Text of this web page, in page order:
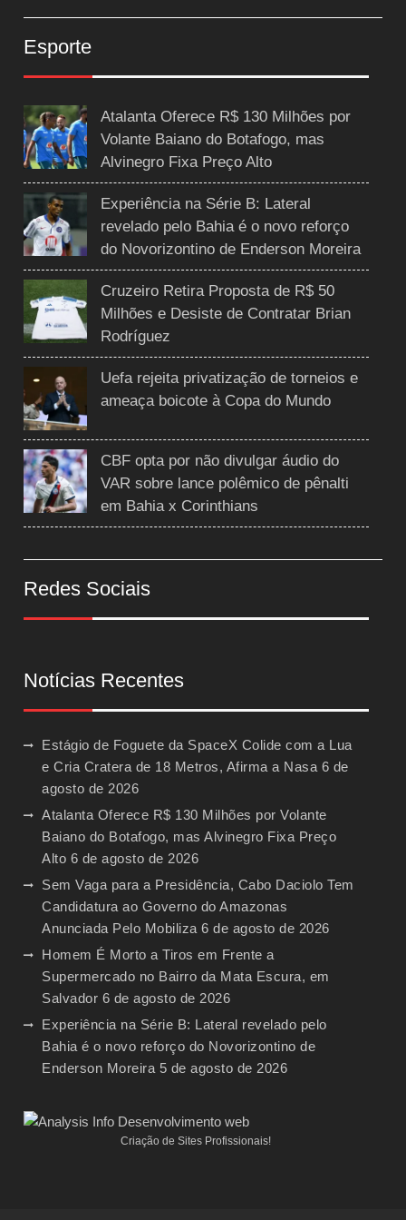
Esporte
Atalanta Oferece R$ 130 Milhões por
Volante Baiano do Botafogo, mas
Alvinegro Fixa Preço Alto
Experiência na Série B: Lateral
revelado pelo Bahia é o novo reforço
do Novorizontino de Enderson Moreira
Cruzeiro Retira Proposta de R$ 50
Milhões e Desiste de Contratar Brian
Rodríguez
Uefa rejeita privatização de torneios e
ameaça boicote à Copa do Mundo
CBF opta por não divulgar áudio do
VAR sobre lance polêmico de pênalti
em Bahia x Corinthians
Redes Sociais
Notícias Recentes
Estágio de Foguete da SpaceX Colide com a Lua
e Cria Cratera de 18 Metros, Afirma a Nasa 6 de
agosto de 2026
Atalanta Oferece R$ 130 Milhões por Volante
Baiano do Botafogo, mas Alvinegro Fixa Preço
Alto 6 de agosto de 2026
Sem Vaga para a Presidência, Cabo Daciolo Tem
Candidatura ao Governo do Amazonas
Anunciada Pelo Mobiliza 6 de agosto de 2026
Homem É Morto a Tiros em Frente a
Supermercado no Bairro da Mata Escura, em
Salvador 6 de agosto de 2026
Experiência na Série B: Lateral revelado pelo
Bahia é o novo reforço do Novorizontino de
Enderson Moreira 5 de agosto de 2026
Criação de Sites Profissionais!